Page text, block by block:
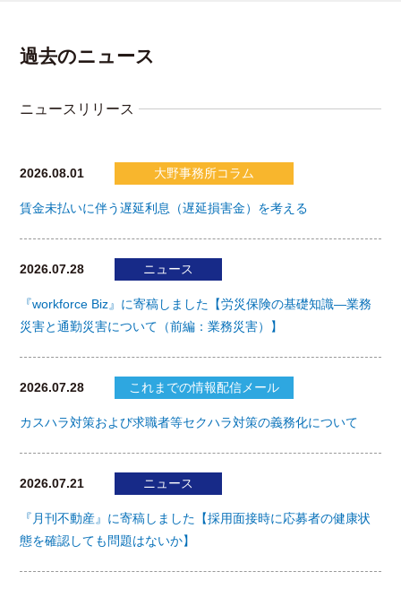
過去のニュース
ニュースリリース
2026.08.01 大野事務所コラム
賃金未払いに伴う遅延利息（遅延損害金）を考える
2026.07.28 ニュース
『workforce Biz』に寄稿しました【労災保険の基礎知識―業務
災害と通勤災害について（前編：業務災害）】
2026.07.28 これまでの情報配信メール
カスハラ対策および求職者等セクハラ対策の義務化について
2026.07.21 ニュース
『月刊不動産』に寄稿しました【採用面接時に応募者の健康状
態を確認しても問題はないか】